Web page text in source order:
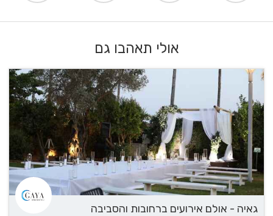
אולי תאהבו גם
גאיה - אולם אירועים ברחובות והסביבה